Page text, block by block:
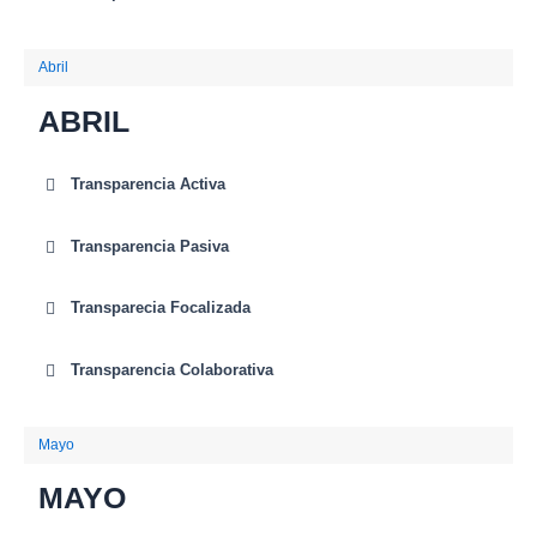
Abril
ABRIL
Transparencia Activa
Transparencia Pasiva
Transparecia Focalizada
Transparencia Colaborativa
Mayo
MAYO